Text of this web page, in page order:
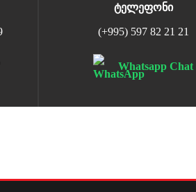
ტელეფონი
(+995) 597 82 21 21
Whatsapp Chat